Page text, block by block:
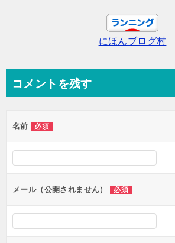
ン
にほんブログ村
コメントを残す
名前 必須
メール（公開されません） 必須